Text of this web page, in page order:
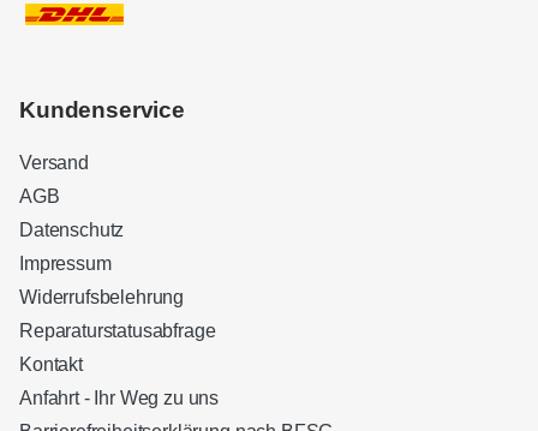
Kundenservice
Versand
AGB
Datenschutz
Impressum
Widerrufsbelehrung
Reparaturstatusabfrage
Kontakt
Anfahrt - Ihr Weg zu uns